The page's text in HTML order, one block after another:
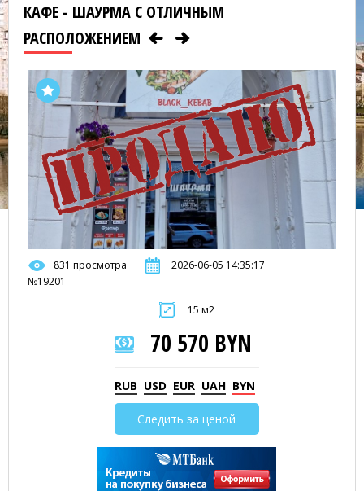
КАФЕ - ШАУРМА С ОТЛИЧНЫМ
РАСПОЛОЖЕНИЕМ
831 просмотра
2026-06-05 14:35:17
№19201
15 м2
70 570 BYN
RUB USD EUR UAH BYN
Следить за ценой